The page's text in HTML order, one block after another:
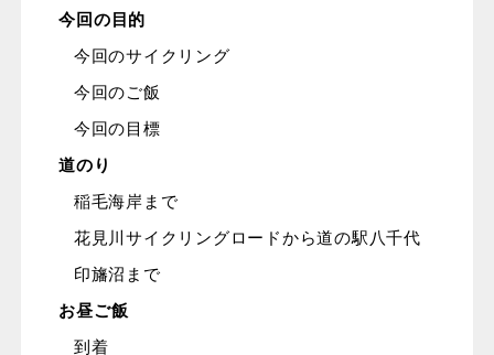
今回の目的
今回のサイクリング
今回のご飯
今回の目標
道のり
稲毛海岸まで
花見川サイクリングロードから道の駅八千代
印旛沼まで
お昼ご飯
到着